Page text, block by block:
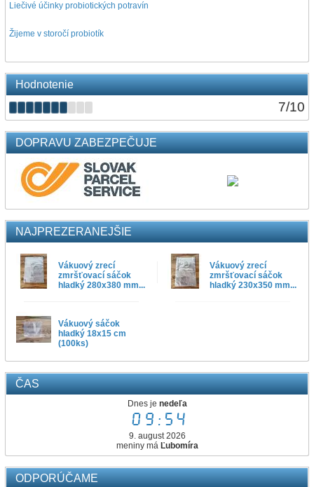
Liečivé účinky probiotických potravín
Žijeme v storočí probiotík
Hodnotenie
7/10
DOPRAVU ZABEZPEČUJE
NAJPREZERANEJŠIE
Vákuový zrecí
zmršťovací sáčok
hladký 280x380 mm...
Vákuový zrecí
zmršťovací sáčok
hladký 230x350 mm...
Vákuový sáčok
hladký 18x15 cm
(100ks)
ČAS
Dnes je nedeľa
09:54
9. august 2026
meniny má Ľubomíra
ODPORÚČAME